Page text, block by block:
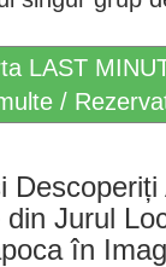
LAST
/
Descoperiți
Jurul
în